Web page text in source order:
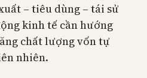
– tiêu dùng – tái sử
kinh tế cần hướng
chất lượng vốn tự
nhiên.